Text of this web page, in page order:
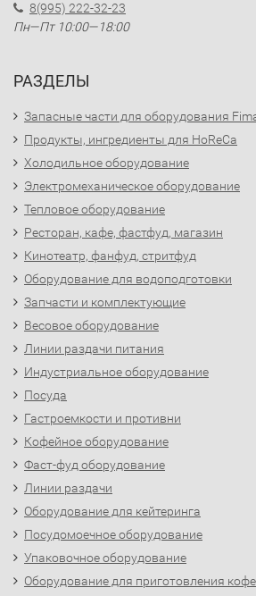
8(995) 222-32-23
Пн—Пт 10:00—18:00
РАЗДЕЛЫ
Запасные части для оборудования
Продукты, ингредиенты для HoReCa
Холодильное оборудование
Электромеханическое оборудование
Тепловое оборудование
Ресторан, кафе, фастфуд, магазин
Кинотеатр, фанфуд, стритфуд
Оборудование для водоподготовки
Запчасти и комплектующие
Весовое оборудование
Линии раздачи питания
Индустриальное оборудование
Посуда
Гастроемкости и противни
Кофейное оборудование
Фаст-фуд оборудование
Линии раздачи
Оборудование для кейтеринга
Посудомоечное оборудование
Упаковочное оборудование
Оборудование для приготовления кофе